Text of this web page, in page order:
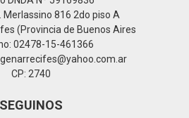
Merlassino 816 2do piso A
(Provincia de Buenos Aires
02478-15-461366
CP: 2740
SEGUINOS